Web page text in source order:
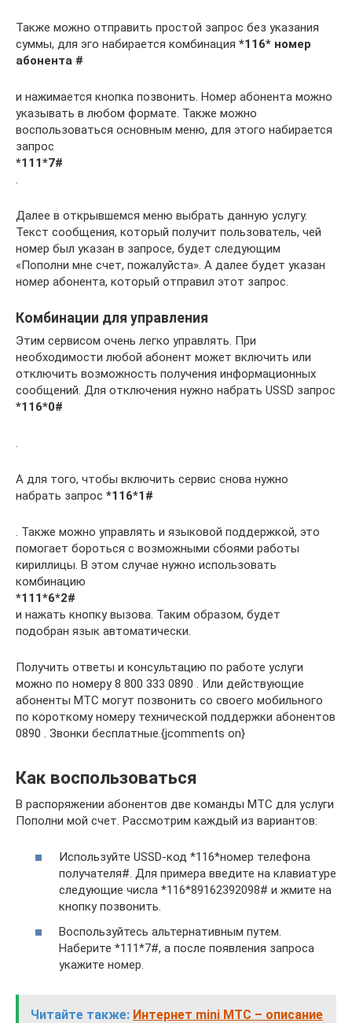
Также можно отправить простой запрос без указания
суммы, для эго набирается комбинация *116* номер
абонента #
и нажимается кнопка позвонить. Номер абонента можно
указывать в любом формате. Также можно
воспользоваться основным меню, для этого набирается
запрос
*111*7#
.
Далее в открывшемся меню выбрать данную услугу.
Текст сообщения, который получит пользователь, чей
номер был указан в запросе, будет следующим
«Пополни мне счет, пожалуйста». А далее будет указан
номер абонента, который отправил этот запрос.
Комбинации для управления
Этим сервисом очень легко управлять. При
необходимости любой абонент может включить или
отключить возможность получения информационных
сообщений. Для отключения нужно набрать USSD запрос
*116*0#
.
А для того, чтобы включить сервис снова нужно
набрать запрос *116*1#
. Также можно управлять и языковой поддержкой, это
помогает бороться с возможными сбоями работы
кириллицы. В этом случае нужно использовать
комбинацию
*111*6*2#
и нажать кнопку вызова. Таким образом, будет
подобран язык автоматически.
Получить ответы и консультацию по работе услуги
можно по номеру 8 800 333 0890 . Или действующие
абоненты МТС могут позвонить со своего мобильного
по короткому номеру технической поддержки абонентов
0890 . Звонки бесплатные.{jcomments on}
Как воспользоваться
В распоряжении абонентов две команды МТС для услуги
Пополни мой счет. Рассмотрим каждый из вариантов:
Используйте USSD-код *116*номер телефона
получателя#. Для примера введите на клавиатуре
следующие числа *116*89162392098# и жмите на
кнопку позвонить.
Воспользуйтесь альтернативным путем.
Наберите *111*7#, а после появления запроса
укажите номер.
Читайте также: Интернет mini МТС – описание